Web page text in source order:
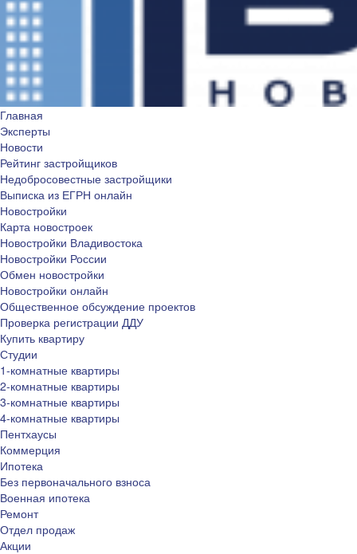
Главная
Эксперты
Новости
Рейтинг застройщиков
Недобросовестные застройщики
Выписка из ЕГРН онлайн
Новостройки
Карта новостроек
Новостройки Владивостока
Новостройки России
Обмен новостройки
Новостройки онлайн
Общественное обсуждение проектов
Проверка регистрации ДДУ
Купить квартиру
Студии
1-комнатные квартиры
2-комнатные квартиры
3-комнатные квартиры
4-комнатные квартиры
Пентхаусы
Коммерция
Ипотека
Без первоначального взноса
Военная ипотека
Ремонт
Отдел продаж
Акции